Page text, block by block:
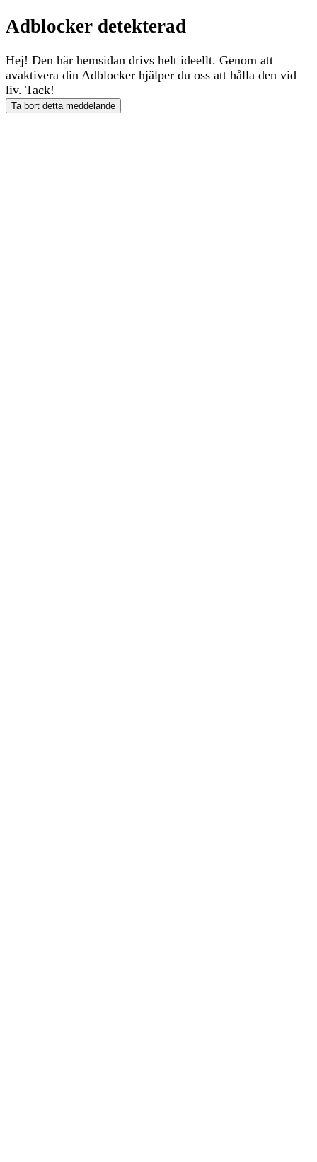
Adblocker detekterad
Hej! Den här hemsidan drivs helt ideellt. Genom att
avaktivera din Adblocker hjälper du oss att hålla den vid
liv. Tack!
Ta bort detta meddelande